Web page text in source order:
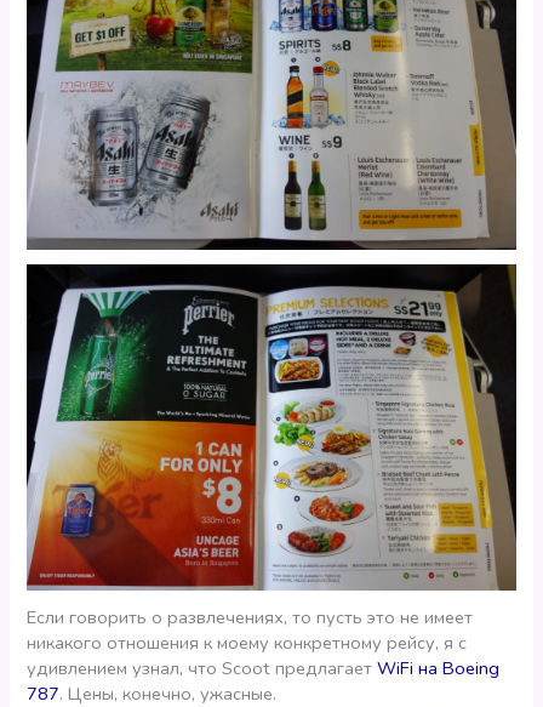
Если говорить о развлечениях, то пусть это не имеет
никакого отношения к моему конкретному рейсу, я с
удивлением узнал, что Scoot предлагаетWiFi на Boeing
787. Цены, конечно, ужасные.